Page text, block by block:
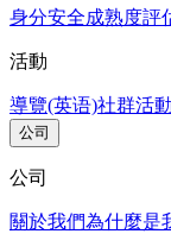
身分安全成熟度評
活動
導覽(英语)社群活動
公司
公司
關於我們為什麼是